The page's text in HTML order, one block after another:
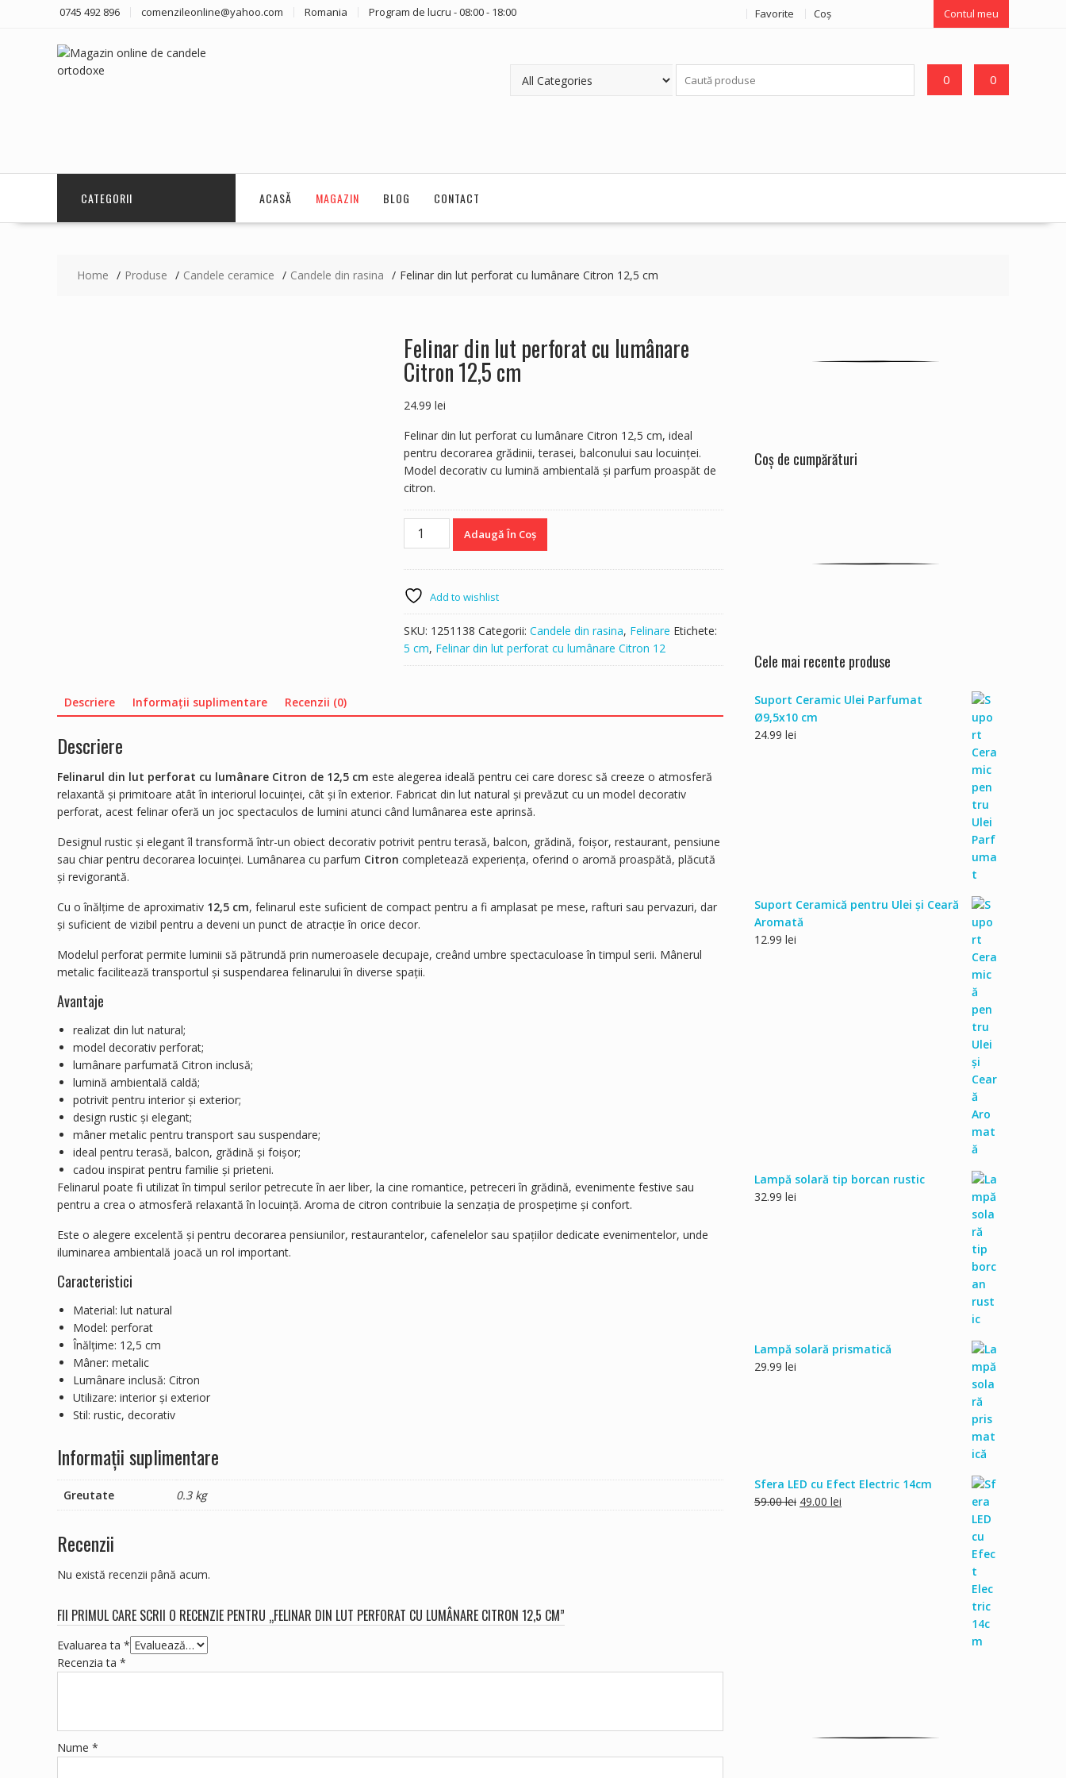
0745 492 896 comenzileonline@yahoo.com Romania Program de lucru - 08:00 - 18:00 Favorite Coş Contul meu
0 0
CATEGORII ACASĂ MAGAZIN BLOG CONTACT
Home Produse Candele ceramice Candele din rasina Felinar din lut perforat cu lumânare Citron 12,5 cm
Felinar din lut perforat cu lumânare
Citron 12,5 cm
24.99 lei
Felinar din lut perforat cu lumânare Citron 12,5 cm, ideal
pentru decorarea grădinii, terasei, balconului sau locuinței.
Model decorativ cu lumină ambientală și parfum proaspăt de
citron.
Cantitate
Felinar
perforat
cu
lumânare
Citron
12,5
Adaugă În Coș
Add to wishlist
SKU: 1251138 Categorii: Candele din rasina, Felinare Etichete:
5 cm, Felinar din lut perforat cu lumânare Citron 12
Descriere Informații suplimentare Recenzii (0)
Descriere
Felinarul din lut perforat cu lumânare Citron de 12,5 cm este alegerea ideală pentru cei care doresc să creeze o atmosferă
relaxantă și primitoare atât în interiorul locuinței, cât și în exterior. Fabricat din lut natural și prevăzut cu un model decorativ
perforat, acest felinar oferă un joc spectaculos de lumini atunci când lumânarea este aprinsă.
Designul rustic și elegant îl transformă într-un obiect decorativ potrivit pentru terasă, balcon, grădină, foișor, restaurant, pensiune
sau chiar pentru decorarea locuinței. Lumânarea cu parfum Citron completează experiența, oferind o aromă proaspătă, plăcută
și revigorantă.
Cu o înălțime de aproximativ 12,5 cm, felinarul este suficient de compact pentru a fi amplasat pe mese, rafturi sau pervazuri, dar
și suficient de vizibil pentru a deveni un punct de atracție în orice decor.
Modelul perforat permite luminii să pătrundă prin numeroasele decupaje, creând umbre spectaculoase în timpul serii. Mânerul
metalic facilitează transportul și suspendarea felinarului în diverse spații.
Avantaje
realizat din lut natural;
model decorativ perforat;
lumânare parfumată Citron inclusă;
lumină ambientală caldă;
potrivit pentru interior și exterior;
design rustic și elegant;
mâner metalic pentru transport sau suspendare;
ideal pentru terasă, balcon, grădină și foișor;
cadou inspirat pentru familie și prieteni.
Felinarul poate fi utilizat în timpul serilor petrecute în aer liber, la cine romantice, petreceri în grădină, evenimente festive sau
pentru a crea o atmosferă relaxantă în locuință. Aroma de citron contribuie la senzația de prospețime și confort.
Este o alegere excelentă și pentru decorarea pensiunilor, restaurantelor, cafenelelor sau spațiilor dedicate evenimentelor, unde
iluminarea ambientală joacă un rol important.
Caracteristici
Material: lut natural
Model: perforat
Înălțime: 12,5 cm
Mâner: metalic
Lumânare inclusă: Citron
Utilizare: interior și exterior
Stil: rustic, decorativ
Informații suplimentare
Greutate 0.3 kg
Recenzii
Nu există recenzii până acum.
FII PRIMUL CARE SCRII O RECENZIE PENTRU „FELINAR DIN LUT PERFORAT CU LUMÂNARE CITRON 12,5 CM”
Evaluarea ta *
Recenzia ta *
Nume *
Coș de cumpărături
Cele mai recente produse
Suport Ceramic Ulei Parfumat
Ø9,5x10 cm
24.99 lei
Suport Ceramică pentru Ulei și Ceară
Aromată
12.99 lei
Lampă solară tip borcan rustic
32.99 lei
Lampă solară prismatică
29.99 lei
Sfera LED cu Efect Electric 14cm
59.00lei Prețul
49.00 lei